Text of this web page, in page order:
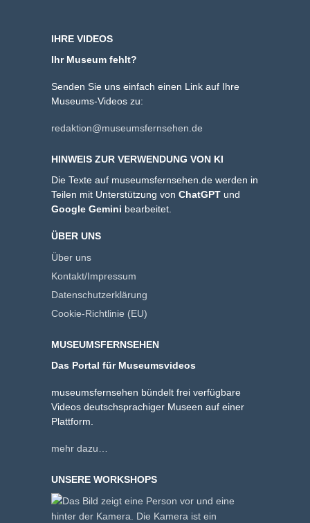
IHRE VIDEOS
Ihr Museum fehlt?
Senden Sie uns einfach einen Link auf Ihre
Museums-Videos zu:
redaktion@museumsfernsehen.de
HINWEIS ZUR VERWENDUNG VON KI
Die Texte auf museumsfernsehen.de werden in
Teilen mit Unterstützung von ChatGPT und
Google Gemini bearbeitet.
ÜBER UNS
Über uns
Kontakt/Impressum
Datenschutzerklärung
Cookie-Richtlinie (EU)
MUSEUMSFERNSEHEN
Das Portal für Museumsvideos
museumsfernsehen bündelt frei verfügbare
Videos deutschsprachiger Museen auf einer
Plattform.
mehr dazu…
UNSERE WORKSHOPS